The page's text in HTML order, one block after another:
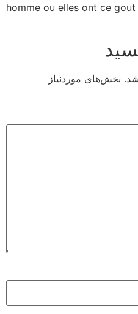
homme ou elles ont ce
بخش‌های موردنیاز